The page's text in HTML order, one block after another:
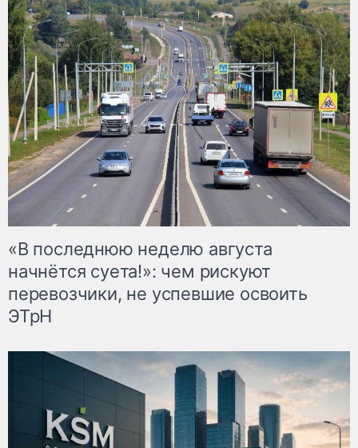
«В последнюю неделю августа
начнётся суета!»: чем рискуют
перевозчики, не успевшие освоить
ЭТрН